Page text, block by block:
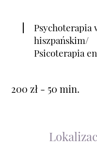
Psychoterapia
hiszpańskim/
Psicoterapia
200 zł - 50 min.